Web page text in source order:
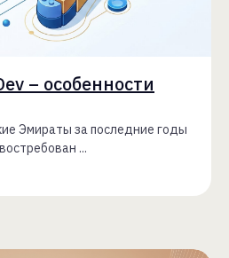
– особенности
Эмираты за последние годы
...